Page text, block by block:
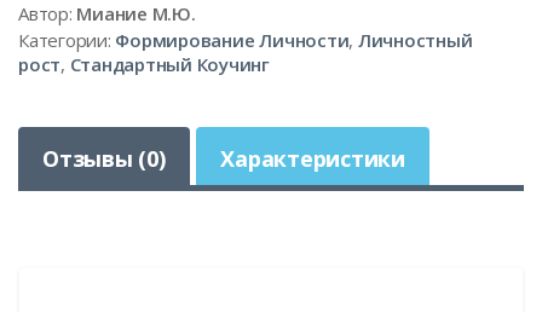
Автор: Миание М.Ю.
Категории: Формирование Личности, Личностный
рост, Стандартный Коучинг
Отзывы (0) Характеристики